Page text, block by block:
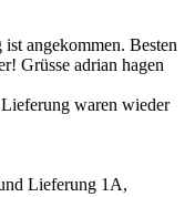
angekommen. Besten
Grüsse adrian hagen
waren wieder
Lieferung 1A,